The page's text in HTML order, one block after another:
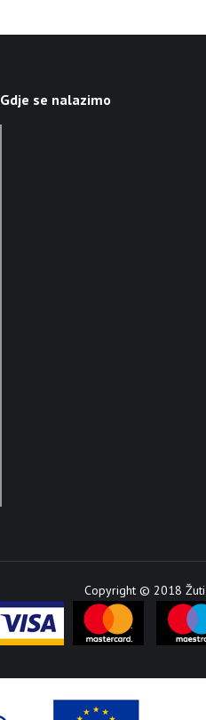
Gdje se nalazimo
Copyright © 2018 Žuti